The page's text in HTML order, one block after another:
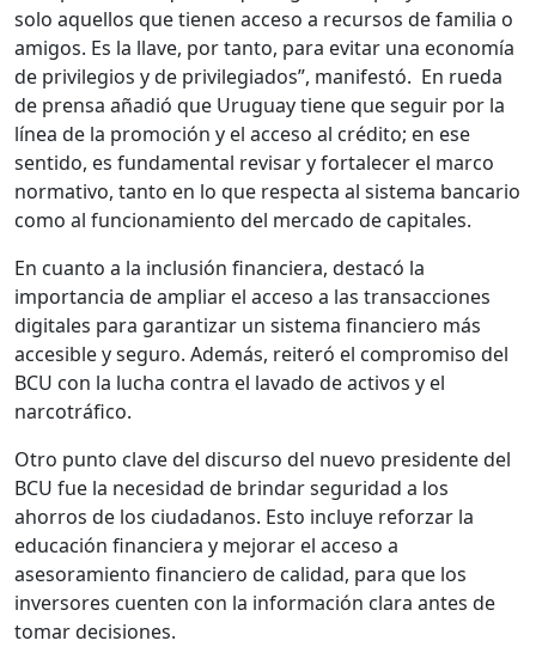
solo aquellos que tienen acceso a recursos de familia o
amigos. Es la llave, por tanto, para evitar una economía
de privilegios y de privilegiados”, manifestó. En rueda
de prensa añadió que Uruguay tiene que seguir por la
línea de la promoción y el acceso al crédito; en ese
sentido, es fundamental revisar y fortalecer el marco
normativo, tanto en lo que respecta al sistema bancario
como al funcionamiento del mercado de capitales.
En cuanto a la inclusión financiera, destacó la
importancia de ampliar el acceso a las transacciones
digitales para garantizar un sistema financiero más
accesible y seguro. Además, reiteró el compromiso del
BCU con la lucha contra el lavado de activos y el
narcotráfico.
Otro punto clave del discurso del nuevo presidente del
BCU fue la necesidad de brindar seguridad a los
ahorros de los ciudadanos. Esto incluye reforzar la
educación financiera y mejorar el acceso a
asesoramiento financiero de calidad, para que los
inversores cuenten con la información clara antes de
tomar decisiones.